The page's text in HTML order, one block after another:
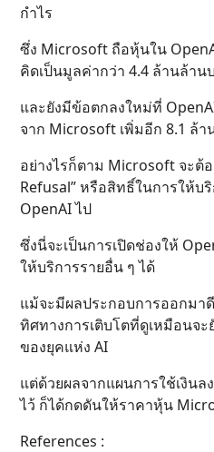
กำไร
ซึ่ง Microsoft ถือหุ้นใน
คิดเป็นมูลค่ากว่า 4.4 ล้านล้าน
และยังมีข้อตกลงใหม่ที่
จาก Microsoft เพิ่มอีก 8.1 ล้
อย่างไรก็ตาม Microsoft จะต้
Refusal” หรือสิทธิ์ในการให้บ
OpenAI ไป
ซึ่งนี่จะเป็นการเปิดช่องให้
ให้บริการรายอื่น ๆ ได้
แม้จะมีผลประกอบการออกมา
ทิศทางการเติบโตที่ดูเหมือนจ
ของยุคแห่ง AI
แต่ด้วยผลจากแผนการใช้เงิน
ไว้ ก็ได้กดดันให้ราคาหุ้น
References :